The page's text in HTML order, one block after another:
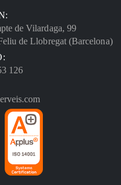
de Vilardaga, 99
de Llobregat (Barcelona)
126